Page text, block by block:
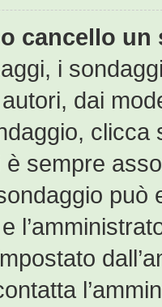
cancello un
i
dai
sempre
può